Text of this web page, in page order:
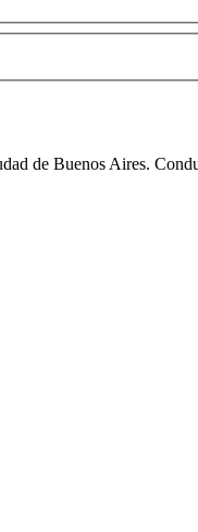
de Buenos Aires.